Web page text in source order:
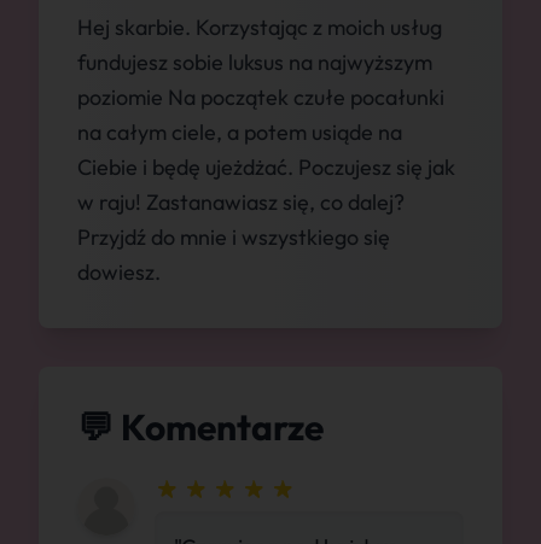
Hej skarbie. Korzystając z moich usług
fundujesz sobie luksus na najwyższym
poziomie Na początek czułe pocałunki
na całym ciele, a potem usiąde na
Ciebie i będę ujeżdżać. Poczujesz się jak
w raju! Zastanawiasz się, co dalej?
Przyjdź do mnie i wszystkiego się
dowiesz.
💬 Komentarze